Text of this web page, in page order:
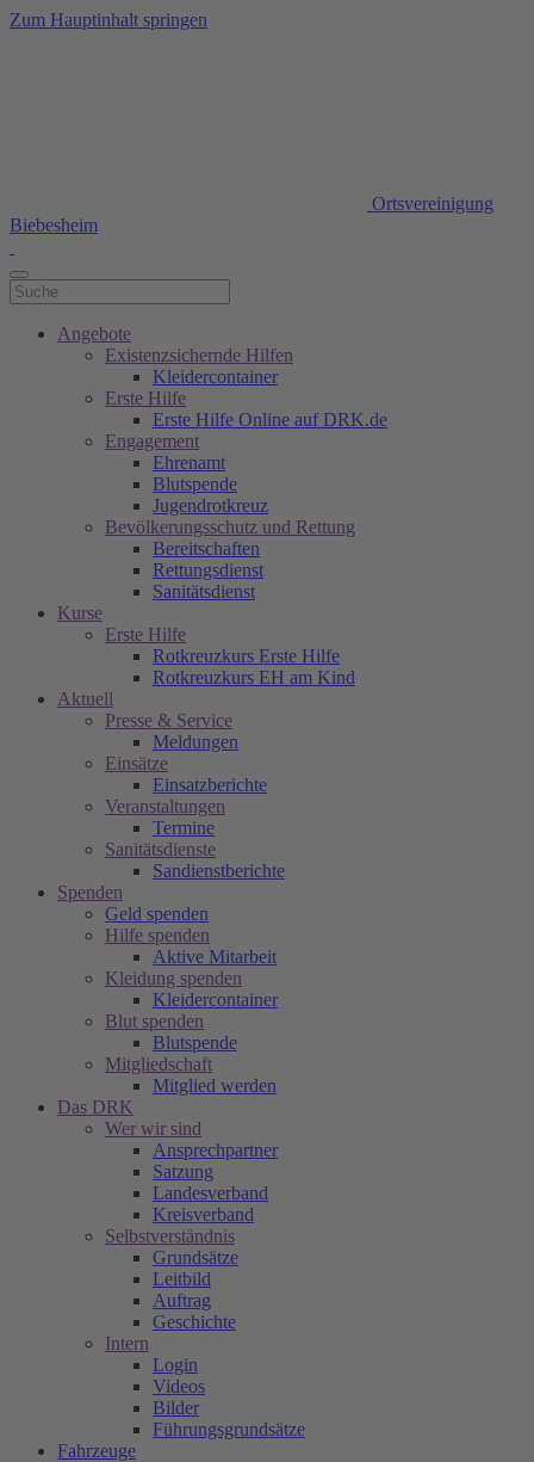
Zum Hauptinhalt springen
Ortsvereinigung
Biebesheim
Angebote
Existenzsichernde Hilfen
Kleidercontainer
Erste Hilfe
Erste Hilfe Online auf DRK.de
Engagement
Ehrenamt
Blutspende
Jugendrotkreuz
Bevölkerungsschutz und Rettung
Bereitschaften
Rettungsdienst
Sanitätsdienst
Kurse
Erste Hilfe
Rotkreuzkurs Erste Hilfe
Rotkreuzkurs EH am Kind
Aktuell
Presse & Service
Meldungen
Einsätze
Einsatzberichte
Veranstaltungen
Termine
Sanitätsdienste
Sandienstberichte
Spenden
Geld spenden
Hilfe spenden
Aktive Mitarbeit
Kleidung spenden
Kleidercontainer
Blut spenden
Blutspende
Mitgliedschaft
Mitglied werden
Das DRK
Wer wir sind
Ansprechpartner
Satzung
Landesverband
Kreisverband
Selbstverständnis
Grundsätze
Leitbild
Auftrag
Geschichte
Intern
Login
Videos
Bilder
Führungsgrundsätze
Fahrzeuge